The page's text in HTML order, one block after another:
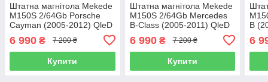
Штатна магнітола Mekede
M150S 2/64Gb Porsche
Cayman (2005-2012) QleD
6 990 ₴ 7 200 ₴
Купити
Штатна магнітола Mekede
M150S 2/64Gb Mercedes
B-Class (2005-2011) QleD
6 990₴ 7 200 ₴
Купити
B
6